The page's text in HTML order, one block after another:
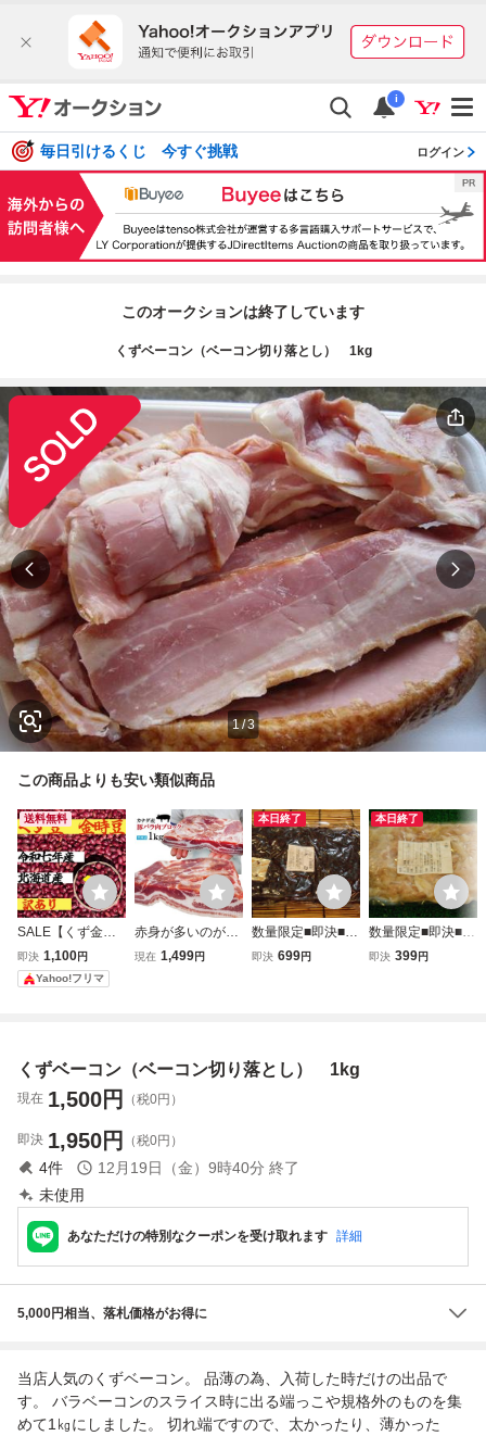
i
毎日引けるくじ 今すぐ挑戦 ログイン
このオークションは終了しています
くずベーコン（ベーコン切り落とし） 1kg
1/3
この商品よりも安い類似商品
送料無料
SALE【くず金時
豆】令和七年度 北
海道産 金時豆
［１kg］
即決 1,100円
Yahoo!フリマ
赤身が多いのが特
徴 豚バラ肉ブロッ
豚用
現在 1,499円
本日終了
数量限定■即決■1k
g699円の赤字処分
即決 699円
本日終了
数量限定■即決■1g
0.4円未満の大赤
即決 399円
くずベーコン（ベーコン切り落とし） 1kg
現在 1,500円 （税0円）
即決 1,950円 （税0円）
4件 12月19日（金）9時40分 終了
未使用
あなただけの特別なクーポンを受け取れます 詳細
5,000円相当、落札価格がお得に
当店人気のくずベーコン。 品薄の為、入荷した時だけの出品で
す。 バラベーコンのスライス時に出る端っこや規格外のものを集
めて1㎏にしました。 切れ端ですので、太かったり、薄かった